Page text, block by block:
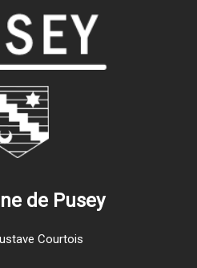
de Pusey
Courtois